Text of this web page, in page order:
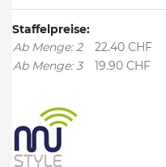
Staffelpreise:
Ab Menge: 2
22.40 CHF
Ab Menge: 3
19.90 CHF